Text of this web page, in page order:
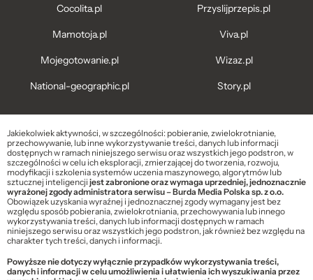
Cocolita.pl
Mamotoja.pl
Mojegotowanie.pl
National-geographic.pl
Przyslijprzepis.pl
Viva.pl
Wizaz.pl
Story.pl
Jakiekolwiek aktywności, w szczególności: pobieranie, zwielokrotnianie,
przechowywanie, lub inne wykorzystywanie treści, danych lub informacji
dostępnych w ramach niniejszego serwisu oraz wszystkich jego podstron, w
szczególności w celu ich eksploracji, zmierzającej do tworzenia, rozwoju,
modyfikacji i szkolenia systemów uczenia maszynowego, algorytmów lub
sztucznej inteligencjijest zabronione oraz wymaga uprzedniej, jednoznacznie
wyrażonej zgody administratora serwisu – Burda Media Polska sp. z o.o.
Obowiązek uzyskania wyraźnej i jednoznacznej zgody wymagany jest bez
względu sposób pobierania, zwielokrotniania, przechowywania lub innego
wykorzystywania treści, danych lub informacji dostępnych w ramach
niniejszego serwisu oraz wszystkich jego podstron, jak również bez względu na
charakter tych treści, danych i informacji.
Powyższe nie dotyczy wyłącznie przypadków wykorzystywania treści,
danych i informacji w celu umożliwienia i ułatwienia ich wyszukiwania przez